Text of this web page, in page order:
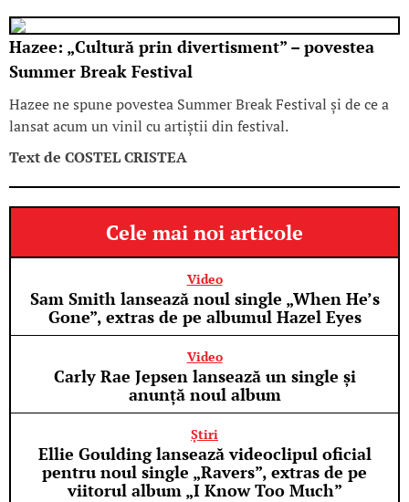
Hazee: „Cultură prin divertisment” – povestea
Summer Break Festival
Hazee ne spune povestea Summer Break Festival și de ce a
lansat acum un vinil cu artiștii din festival.
Text de COSTEL CRISTEA
Cele mai noi articole
Sam Smith lansează noul single „When He’s
Gone”, extras de pe albumul Hazel Eyes
Video
Carly Rae Jepsen lansează un single și
anunță noul album
Video
Ellie Goulding lansează videoclipul oficial
pentru noul single „Ravers”, extras de pe
viitorul album „I Know Too Much”
Știri